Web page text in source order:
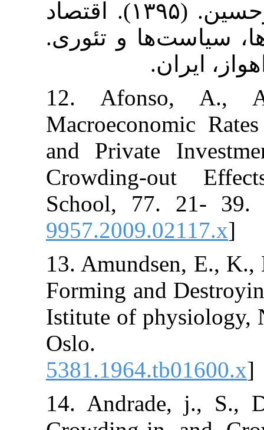
۱۱. منتظرحجت، امیرحسین. (۱۳۹۵). اقتصاد
و تئوری.
12.
and Private
School, 77.
13.
Forming and
Istitute of
14. Andrade,